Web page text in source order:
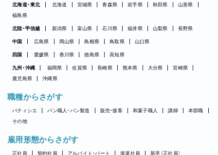
北海道・東北 北海道 宮城県 青森県 岩手県 秋田県
山形県
福島県
北陸・甲信越 新潟県 富山県 石川県 福井県 山梨県 長野県
中国 広島県 岡山県 島根県 鳥取県 山口県
四国 愛媛県 香川県 徳島県 高知県
九州・沖縄 福岡県 佐賀県 長崎県 熊本県 大分県
宮崎県
鹿児島県
沖縄県
職種からさがす
パティシエ パン職人・パン製造 販売・接客 和菓子職人 講師
本部職
その他
雇用形態からさがす
正社員 契約社員 アルバイト・パート 派遣社員 新卒（正社員）